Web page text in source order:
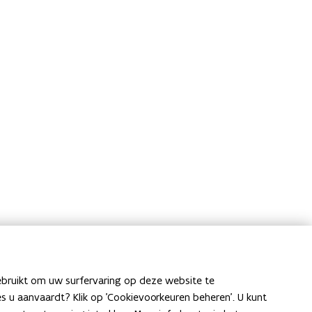
om uw surfervaring op deze website te
aanvaardt? Klik op 'Cookievoorkeuren beheren'. U kunt